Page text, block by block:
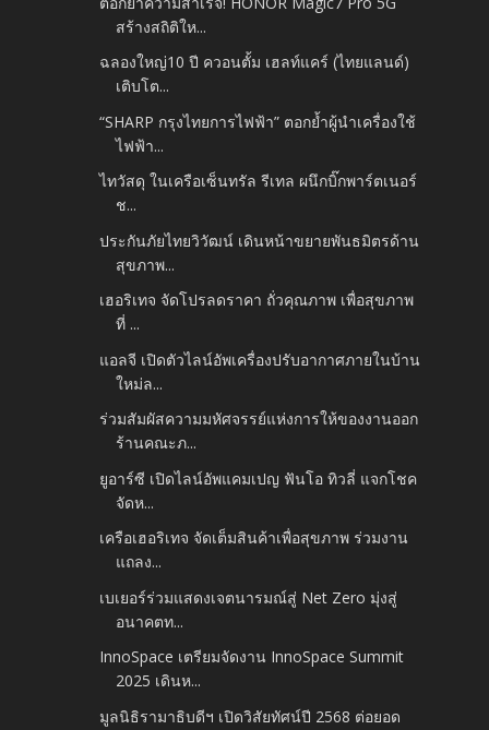
สร้างสถิติให...
ฉลองใหญ่10 ปี ควอนตั้ม เฮลท์แคร์ (ไทยแลนด์)
เติบโต...
“SHARP กรุงไทยการไฟฟ้า” ตอกย้ำผู้นำเครื่องใช้
ไฟฟ้า...
ไทวัสดุ ในเครือเซ็นทรัล รีเทล ผนึกบิ๊กพาร์ตเนอร์
ช...
ประกันภัยไทยวิวัฒน์ เดินหน้าขยายพันธมิตรด้าน
สุขภาพ...
เฮอริเทจ จัดโปรลดราคา ถั่วคุณภาพ เพื่อสุขภาพ
ที่ ...
แอลจี เปิดตัวไลน์อัพเครื่องปรับอากาศภายในบ้าน
ใหม่ล...
ร่วมสัมผัสความมหัศจรรย์แห่งการให้ของงานออก
ร้านคณะภ...
ยูอาร์ซี เปิดไลน์อัพแคมเปญ ฟันโอ ทิวลี่ แจกโชค
จัดห...
เครือเฮอริเทจ จัดเต็มสินค้าเพื่อสุขภาพ ร่วมงาน
แถลง...
เบเยอร์ร่วมแสดงเจตนารมณ์สู่ Net Zero มุ่งสู่
อนาคตท...
InnoSpace เตรียมจัดงาน InnoSpace Summit
2025 เดินห...
มูลนิธิรามาธิบดีฯ เปิดวิสัยทัศน์ปี 2568 ต่อยอด